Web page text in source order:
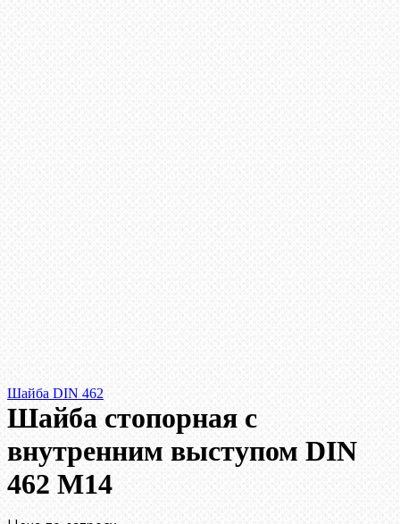
Шайба DIN 462
Шайба стопорная с
внутренним выступом DIN
462 М14